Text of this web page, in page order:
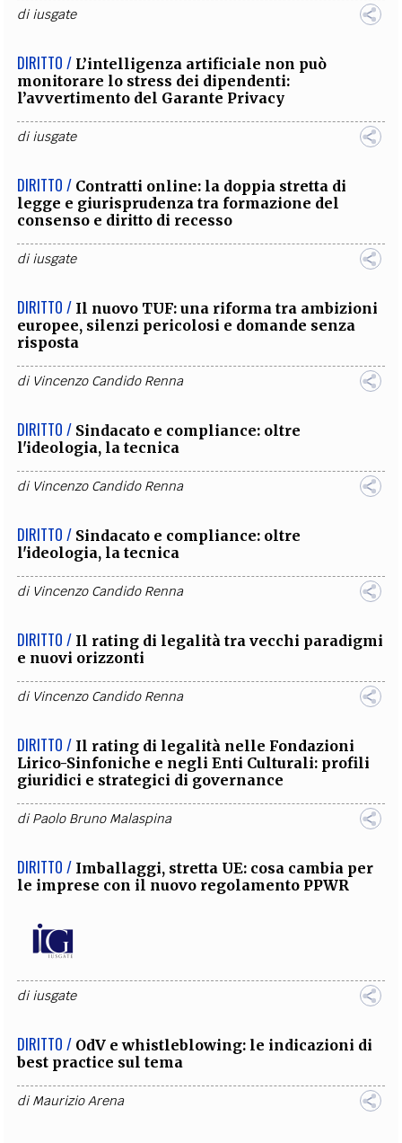
diiusgate
DIRITTO / L’intelligenza artificiale non può
monitorare lo stress dei dipendenti:
l’avvertimento del Garante Privacy
diiusgate
DIRITTO / Contratti online: la doppia stretta di
legge e giurisprudenza tra formazione del
consenso e diritto di recesso
diiusgate
DIRITTO / Il nuovo TUF: una riforma tra ambizioni
europee, silenzi pericolosi e domande senza
risposta
di Vincenzo Candido Renna
DIRITTO / Sindacato e compliance: oltre
l'ideologia, la tecnica
di Vincenzo Candido Renna
DIRITTO / Sindacato e compliance: oltre
l'ideologia, la tecnica
di Vincenzo Candido Renna
DIRITTO / Il rating di legalità tra vecchi paradigmi
e nuovi orizzonti
di Vincenzo Candido Renna
DIRITTO / Il rating di legalità nelle Fondazioni
Lirico-Sinfoniche e negli Enti Culturali: profili
giuridici e strategici di governance
diPaolo Bruno Malaspina
DIRITTO / Imballaggi, stretta UE: cosa cambia per
le imprese con il nuovo regolamento PPWR
diiusgate
DIRITTO / OdV e whistleblowing: le indicazioni di
best practice sul tema
diMaurizio Arena